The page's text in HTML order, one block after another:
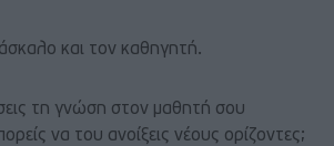
και τον καθηγητή.
τη γνώση στον μαθητή σου
να του ανοίξεις νέους ορίζοντες;